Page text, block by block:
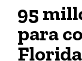
95
para
Florida